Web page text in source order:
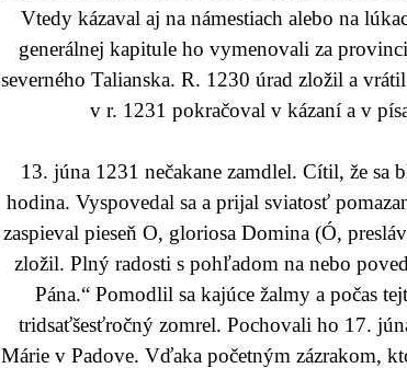
Vtedy kázaval aj na námestiach alebo na
generálnej kapitule ho vymenovali za
severného Talianska. R. 1230 úrad zložil a
v r. 1231 pokračoval v kázaní a v
13. júna 1231 nečakane zamdlel. Cítil, že sa
hodina. Vyspovedal sa a prijal sviatosť
zaspieval pieseň O, gloriosa Domina (Ó,
zložil. Plný radosti s pohľadom na nebo
Pána.“ Pomodlil sa kajúce žalmy a počas
tridsaťšesťročný zomrel. Pochovali ho 17.
Márie v Padove. Vďaka početným zázrakom,